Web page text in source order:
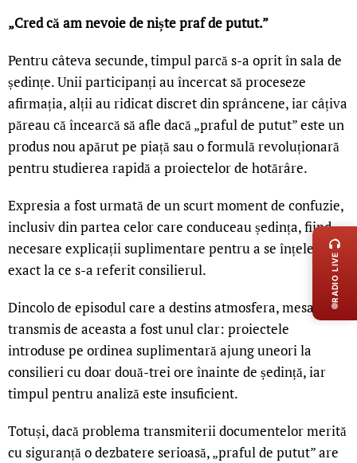
„Cred că am nevoie de niște praf de putut.”
Pentru câteva secunde, timpul parcă s-a oprit în sala de
ședințe. Unii participanți au încercat să proceseze
afirmația, alții au ridicat discret din sprâncene, iar câțiva
păreau că încearcă să afle dacă „praful de putut” este un
produs nou apărut pe piață sau o formulă revoluționară
pentru studierea rapidă a proiectelor de hotărâre.
Expresia a fost urmată de un scurt moment de confuzie,
inclusiv din partea celor care conduceau ședința, fiind
necesare explicații suplimentare pentru a se înțelege
exact la ce s-a referit consilierul.
Dincolo de episodul care a destins atmosfera, mesajul
transmis de aceasta a fost unul clar: proiectele
introduse pe ordinea suplimentară ajung uneori la
consilieri cu doar două-trei ore înainte de ședință, iar
timpul pentru analiză este insuficient.
Totuși, dacă problema transmiterii documentelor merită
cu siguranță o dezbatere serioasă, „praful de putut” are
LIVE
RADIO LIVE